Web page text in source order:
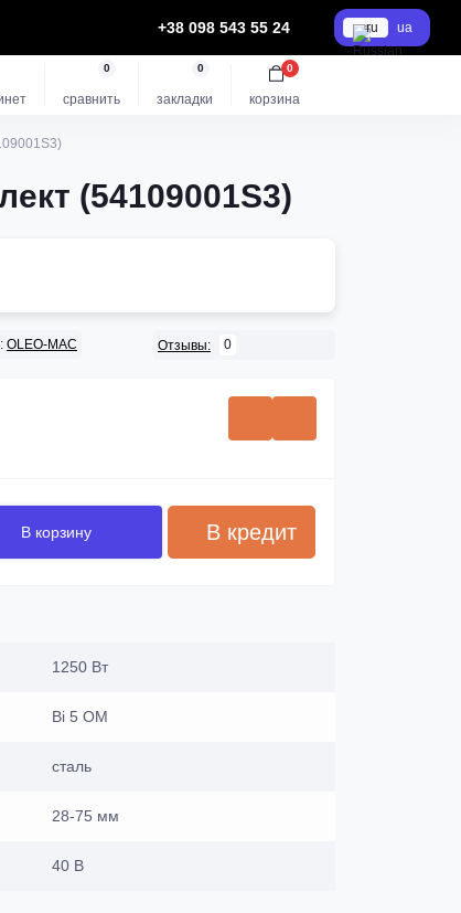
+38 098 543 55 24 ru ua
сравнить
0
закладки
0
корзина
0
(54109001S3)
OLEO-MAC Отзывы: 0
В корзину В кредит
1250 Вт
Bi 5 OM
сталь
28-75 мм
40 В